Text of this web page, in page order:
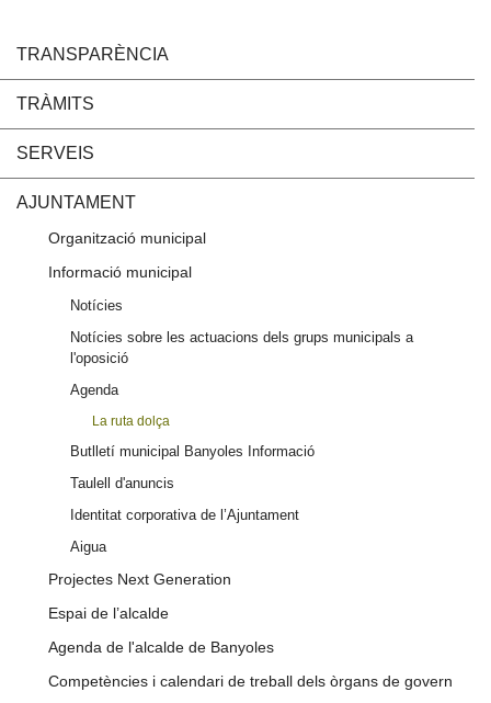
TRANSPARÈNCIA
TRÀMITS
SERVEIS
AJUNTAMENT
Organització municipal
Informació municipal
Notícies
Notícies sobre les actuacions dels grups municipals a
l'oposició
Agenda
La ruta dolça
Butlletí municipal Banyoles Informació
Taulell d'anuncis
Identitat corporativa de l’Ajuntament
Aigua
Projectes Next Generation
Espai de l’alcalde
Agenda de l'alcalde de Banyoles
Competències i calendari de treball dels òrgans de govern